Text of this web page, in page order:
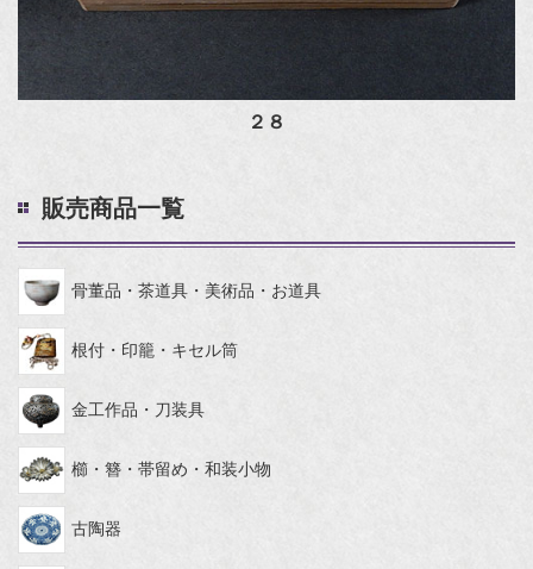
２８
販売商品一覧
骨董品・茶道具・美術品・お道具
根付・印籠・キセル筒
金工作品・刀装具
櫛・簪・帯留め・和装小物
古陶器